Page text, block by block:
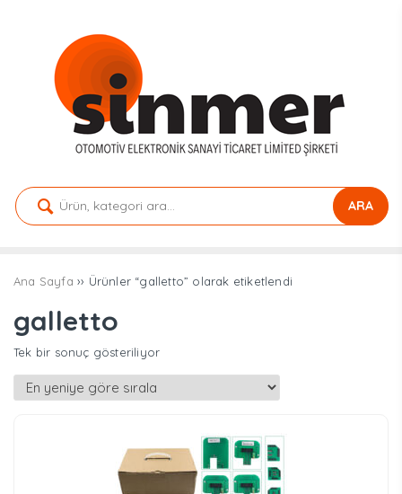
ARA
Ana Sayfa ›› Ürünler “galletto” olarak etiketlendi
galletto
Tek bir sonuç gösteriliyor